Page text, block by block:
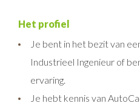
Het profiel
Je bent in het bezit van
Industrieel Ingenieur of
ervaring.
Je hebt kennis van